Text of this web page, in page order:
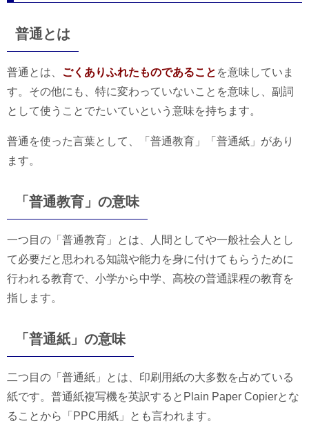
普通とは
普通とは、 ごくありふれたものであること を意味していま
す。その他にも、特に変わっていないことを意味し、副詞
として使うことでたいていという意味を持ちます。
普通を使った言葉として、「普通教育」「普通紙」があり
ます。
「普通教育」の意味
一つ目の「普通教育」とは、人間としてや一般社会人とし
て必要だと思われる知識や能力を身に付けてもらうために
行われる教育で、小学から中学、高校の普通課程の教育を
指します。
「普通紙」の意味
二つ目の「普通紙」とは、印刷用紙の大多数を占めている
紙です。普通紙複写機を英訳するとPlain Paper Copierとな
ることから「PPC用紙」とも言われます。